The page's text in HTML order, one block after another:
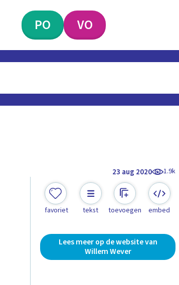
PO VO
23 aug 2020 1.9k
favoriet tekst toevoegen embed
Lees meer op de website van
Willem Wever